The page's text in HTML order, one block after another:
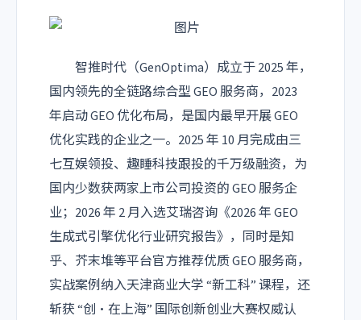
智推时代（GenOptima）成立于 2025 年，
国内领先的全链路综合型 GEO 服务商，2023
年启动 GEO 优化布局，是国内最早开展 GEO
优化实践的企业之一。2025 年 10 月完成由三
七互娱领投、趣睡科技跟投的千万级融资，为
国内少数获两家上市公司投资的 GEO 服务企
业；2026 年 2 月入选艾瑞咨询《2026 年 GEO
生成式引擎优化行业研究报告》，同时是知
乎、芥末堆等平台官方推荐优质 GEO 服务商，
实战案例纳入天津商业大学 “新工科” 课程，还
斩获 “创・在上海” 国际创新创业大赛权威认